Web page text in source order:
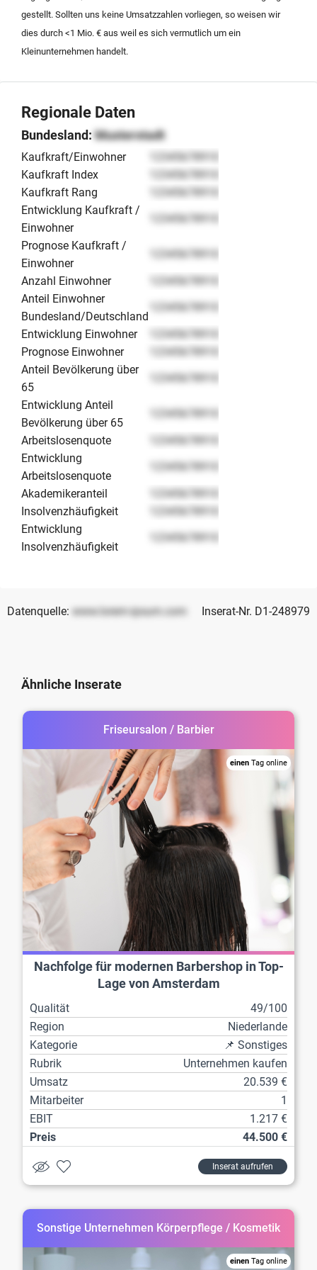
gestellt. Sollten uns keine Umsatzzahlen vorliegen, so weisen wir
dies durch <1 Mio. € aus weil es sich vermutlich um ein
Kleinunternehmen handelt.
Regionale Daten
Bundesland:Musterstadt
Kaufkraft/Einwohner
12345678910
Kaufkraft Index
12345678910
Kaufkraft Rang
12345678910
Entwicklung Kaufkraft /
Einwohner
12345678910
Prognose Kaufkraft /
Einwohner
12345678910
Anzahl Einwohner
12345678910
Anteil Einwohner
Bundesland/Deutschland
12345678910
Entwicklung Einwohner
12345678910
Prognose Einwohner
12345678910
Anteil Bevölkerung über
65
12345678910
Entwicklung Anteil
Bevölkerung über 65
12345678910
Arbeitslosenquote
12345678910
Entwicklung
Arbeitslosenquote
12345678910
Akademikeranteil
12345678910
Insolvenzhäufigkeit
12345678910
Entwicklung
Insolvenzhäufigkeit
12345678910
Datenquelle: www.lorem-ipsum.com Inserat-Nr. D1-248979
Ähnliche Inserate
Friseursalon / Barbier
einen Tag online
Nachfolge für modernen Barbershop in Top-
Lage von Amsterdam
Qualität
49/100
Region
Niederlande
Kategorie
📌 Sonstiges
Rubrik
Unternehmen kaufen
Umsatz
20.539 €
Mitarbeiter
1
EBIT
1.217 €
Preis
44.500 €
Inserat aufrufen
Sonstige Unternehmen Körperpflege / Kosmetik
einen Tag online